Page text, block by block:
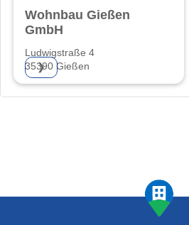
Wohnbau Gießen
GmbH
Ludwigstraße 4
35390 Gießen
❯